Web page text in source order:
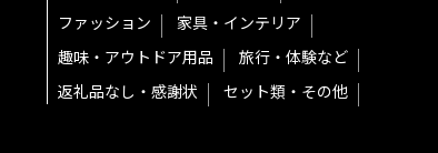
ファッション
家具・インテリア
趣味・アウトドア用品
旅行・体験など
返礼品なし・感謝状
セット類・その他